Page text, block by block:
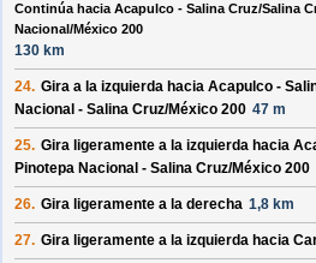
Continúa hacia Acapulco - Salina Cruz/Salina
Nacional/México 200
130 km
24. Gira a la izquierda hacia Acapulco -
Nacional - Salina Cruz/México 200 47 m
25. Gira ligeramente a la izquierda hacia
Pinotepa Nacional - Salina Cruz/México 200
26. Gira ligeramente a la derecha 1,8 km
27. Gira ligeramente a la izquierda hacia